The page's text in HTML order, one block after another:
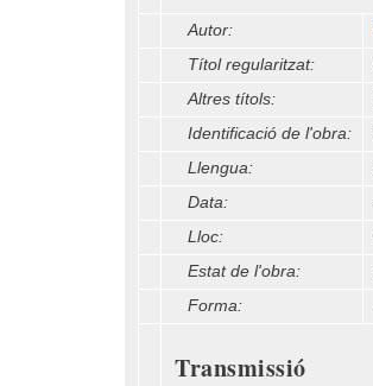
Autor:
Títol regularitzat:
Altres títols:
Identificació de l'obra:
Llengua:
Data:
Lloc:
Estat de l'obra:
Forma:
Transmissió